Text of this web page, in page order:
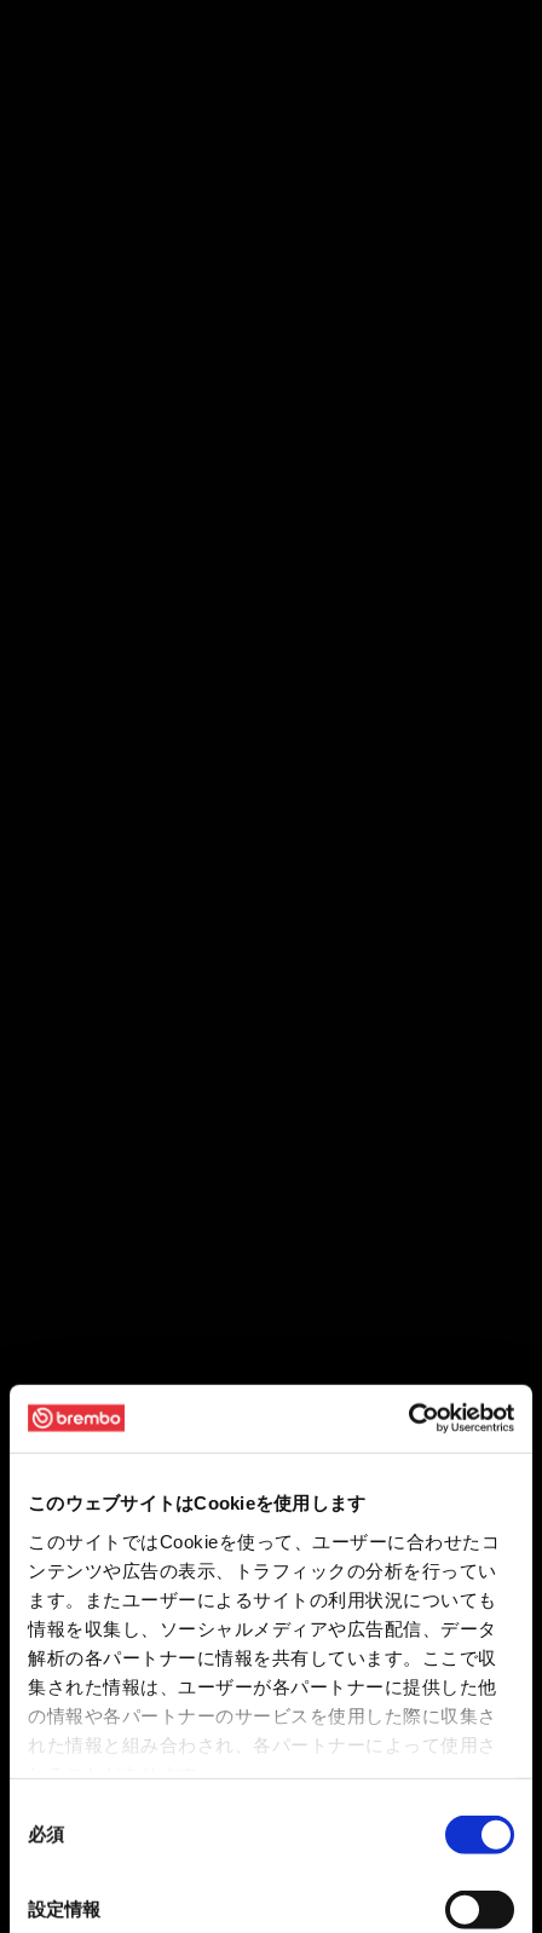
このウェブサイトはCookieを使用します
このサイトではCookieを使って、ユーザーに合わせたコ
ンテンツや広告の表示、トラフィックの分析を行ってい
ます。またユーザーによるサイトの利用状況についても
情報を収集し、ソーシャルメディアや広告配信、データ
解析の各パートナーに情報を共有しています。ここで収
集された情報は、ユーザーが各パートナーに提供した他
の情報や各パートナーのサービスを使用した際に収集さ
れた情報と組み合わされ、各パートナーによって使用さ
必須
設定情報